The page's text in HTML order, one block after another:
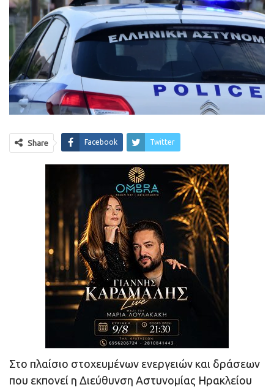
Share Facebook Twitter
Στο πλαίσιο στοχευμένων ενεργειών και δράσεων
που εκπονεί η Διεύθυνση Αστυνομίας Ηρακλείου